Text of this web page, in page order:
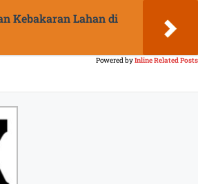
Kebakaran Lahan di
Powered byInline Related Posts